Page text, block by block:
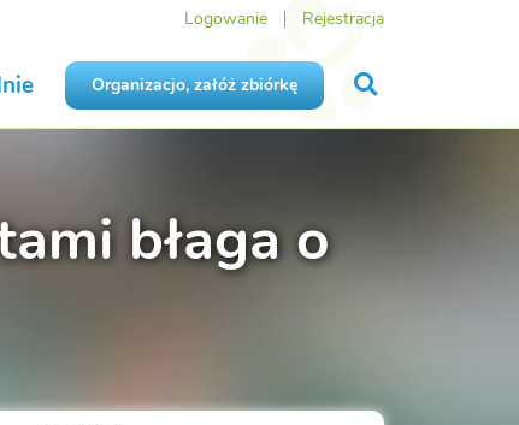
Logowanie Rejestracja
Organizacjo, załóż zbiórkę
błaga o